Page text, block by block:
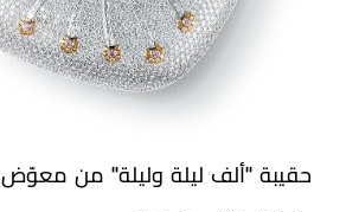
حقيبة ''ألف ليلة وليلة'' من معوّض